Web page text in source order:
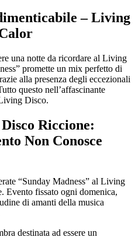
– Living
una notte da ricordare al Living
promette un mix perfetto di
alla presenza degli eccezionali
questo nell’affascinante
Disco.
Riccione:
Non Conosce
“Sunday Madness” al Living
Evento fissato ogni domenica,
di amanti della musica
destinata ad essere un